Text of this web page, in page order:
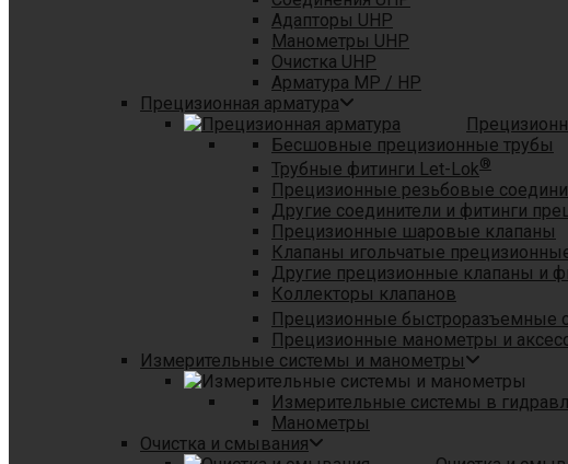
Адапторы UHP
Манометры UHP
Очистка UHP
Арматура MP / HP
Прецизионная арматура
Бесшовные прецизионные трубы
Трубные фитинги Let-Lok®
Прецизионные резьбовые
Другие соединители и фитинги
Прецизионные шаровые клапаны
Клапаны игольчатые
Другие прецизионные клапаны и
Коллекторы клапанов
Прецизионные быстроразъемные
Прецизионные манометры и
Измерительные системы и манометры
Измерительные системы в
Манометры
Очистка и смывания